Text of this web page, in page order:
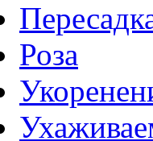
Роза